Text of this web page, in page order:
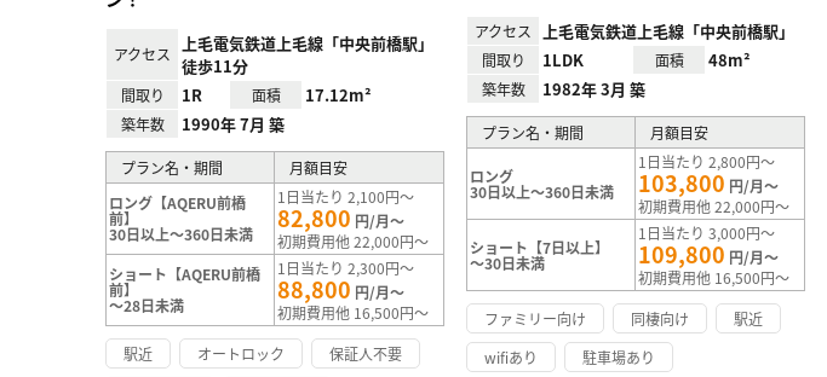
アクセス
上毛電気鉄道上毛線「中央前橋駅」
徒歩11分
間取り 1R 面積 17.12m²
築年数 1990年 7月 築
プラン名・期間
月額目安
ロング【AQERU前橋
前】
30日以上～360日未満
1日当たり 2,100円～
82,800 円/月～
初期費用他 22,000円～
ショート【AQERU前橋
前】
～28日未満
1日当たり 2,300円～
88,800 円/月～
初期費用他 16,500円～
駅近
オートロック
保証人不要
アクセス 上毛電気鉄道上毛線「中央前橋駅」
間取り 1LDK 面積 48m²
築年数 1982年 3月 築
プラン名・期間 月額目安
ロング
30日以上～360日未満
1日当たり 2,800円～
103,800 円/月～
初期費用他 22,000円～
ショート【7日以上】
～30日未満
1日当たり 3,000円～
109,800 円/月～
初期費用他 16,500円～
ファミリー向け
同棲向け
駅近
wifiあり
駐車場あり